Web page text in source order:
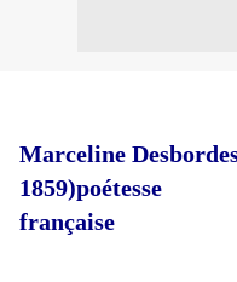
Marceline
1859)poétesse
française